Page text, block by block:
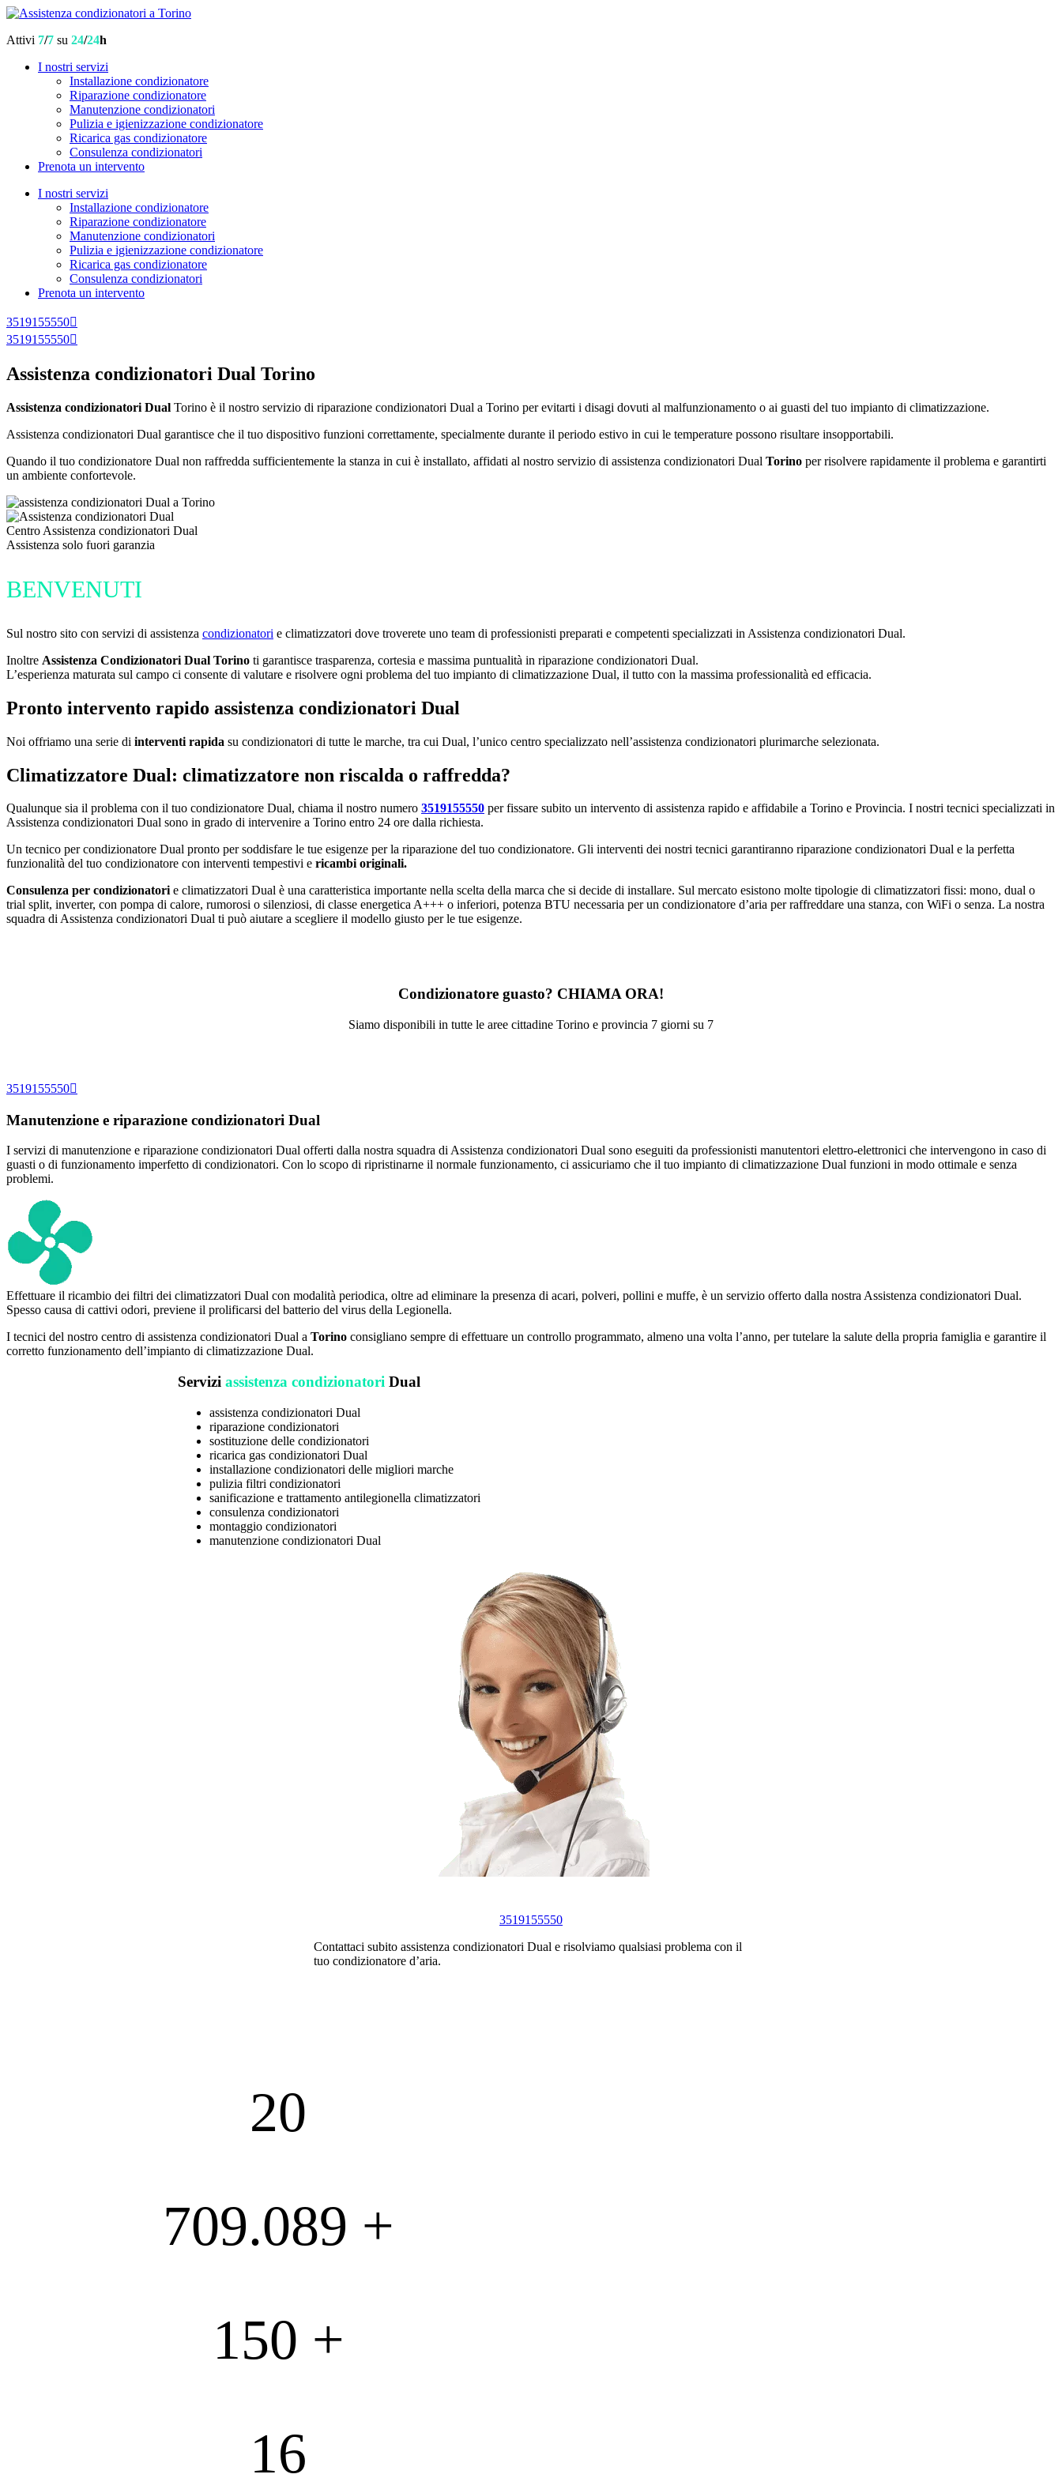
Attivi 7/7 su 24/24h
I nostri servizi
Installazione condizionatore
Riparazione condizionatore
Manutenzione condizionatori
Pulizia e igienizzazione condizionatore
Ricarica gas condizionatore
Consulenza condizionatori
Prenota un intervento
I nostri servizi
Installazione condizionatore
Riparazione condizionatore
Manutenzione condizionatori
Pulizia e igienizzazione condizionatore
Ricarica gas condizionatore
Consulenza condizionatori
Prenota un intervento
3519155550
3519155550
Assistenza condizionatori Dual Torino
Assistenza condizionatori Dual Torino è il nostro servizio di riparazione condizionatori Dual a Torino per evitarti i disagi dovuti al malfunzionamento o ai guasti del tuo impianto di climatizzazione.
Assistenza condizionatori Dual garantisce che il tuo dispositivo funzioni correttamente, specialmente durante il periodo estivo in cui le temperature possono risultare insopportabili.
Quando il tuo condizionatore Dual non raffredda sufficientemente la stanza in cui è installato, affidati al nostro servizio di assistenza condizionatori Dual Torino per risolvere rapidamente il problema e garantirti
un ambiente confortevole.
Centro Assistenza condizionatori Dual
Assistenza solo fuori garanzia
BENVENUTI
Sul nostro sito con servizi di assistenza condizionatori e climatizzatori dove troverete uno team di professionisti preparati e competenti specializzati in Assistenza condizionatori Dual.
Inoltre Assistenza Condizionatori Dual Torino ti garantisce trasparenza, cortesia e massima puntualità in riparazione condizionatori Dual.
L’esperienza maturata sul campo ci consente di valutare e risolvere ogni problema del tuo impianto di climatizzazione Dual, il tutto con la massima professionalità ed efficacia.
Pronto intervento rapido assistenza condizionatori Dual
Noi offriamo una serie di interventi rapida su condizionatori di tutte le marche, tra cui Dual, l’unico centro specializzato nell’assistenza condizionatori plurimarche selezionata.
Climatizzatore Dual: climatizzatore non riscalda o raffredda?
Qualunque sia il problema con il tuo condizionatore Dual, chiama il nostro numero 3519155550 per fissare subito un intervento di assistenza rapido e affidabile a Torino e Provincia. I nostri tecnici specializzati in
Assistenza condizionatori Dual sono in grado di intervenire a Torino entro 24 ore dalla richiesta.
Un tecnico per condizionatore Dual pronto per soddisfare le tue esigenze per la riparazione del tuo condizionatore. Gli interventi dei nostri tecnici garantiranno riparazione condizionatori Dual e la perfetta
funzionalità del tuo condizionatore con interventi tempestivi e ricambi originali.
Consulenza per condizionatorie climatizzatori Dual è una caratteristica importante nella scelta della marca che si decide di installare. Sul mercato esistono molte tipologie di climatizzatori fissi: mono, dual o
trial split, inverter, con pompa di calore, rumorosi o silenziosi, di classe energetica A+++ o inferiori, potenza BTU necessaria per un condizionatore d’aria per raffreddare una stanza, con WiFi o senza. La nostra
squadra di Assistenza condizionatori Dual ti può aiutare a scegliere il modello giusto per le tue esigenze.
Condizionatore guasto? CHIAMA ORA!
Siamo disponibili in tutte le aree cittadine Torino e provincia 7 giorni su 7
3519155550
Manutenzione e riparazione condizionatori Dual
I servizi di manutenzione e riparazione condizionatori Dual offerti dalla nostra squadra di Assistenza condizionatori Dual sono eseguiti da professionisti manutentori elettro-elettronici che intervengono in caso di
guasti o di funzionamento imperfetto di condizionatori. Con lo scopo di ripristinarne il normale funzionamento, ci assicuriamo che il tuo impianto di climatizzazione Dual funzioni in modo ottimale e senza
problemi.
Effettuare il ricambio dei filtri dei climatizzatori Dual con modalità periodica, oltre ad eliminare la presenza di acari, polveri, pollini e muffe, è un servizio offerto dalla nostra Assistenza condizionatori Dual.
Spesso causa di cattivi odori, previene il prolificarsi del batterio del virus della Legionella.
I tecnici del nostro centro di assistenza condizionatori Dual a Torino consigliano sempre di effettuare un controllo programmato, almeno una volta l’anno, per tutelare la salute della propria famiglia e garantire il
corretto funzionamento dell’impianto di climatizzazione Dual.
Servizi assistenza condizionatori Dual
assistenza condizionatori Dual
riparazione condizionatori
sostituzione delle condizionatori
ricarica gas condizionatori Dual
installazione condizionatori delle migliori marche
pulizia filtri condizionatori
sanificazione e trattamento antilegionella climatizzatori
consulenza condizionatori
montaggio condizionatori
manutenzione condizionatori Dual
3519155550
Contattaci subito assistenza condizionatori Dual e risolviamo qualsiasi problema con il
tuo condizionatore d’aria.
20
709.089 +
150 +
16